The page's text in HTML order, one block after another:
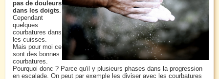
pas de douleurs
dans les doigts.
Cependant
quelques
courbatures dans
les cuisses.
Mais pour moi ce
sont des bonnes
courbatures.
Pourquoi donc ? Parce qu'il y plusieurs phases dans la progression
en escalade. On peut par exemple les diviser avec les courbatures